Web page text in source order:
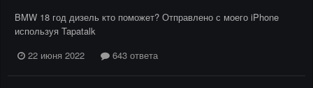
BMW 18 год дизель кто поможет? Отправлено с моего iPhone
используя Tapatalk
22 июня 2022
643 ответа